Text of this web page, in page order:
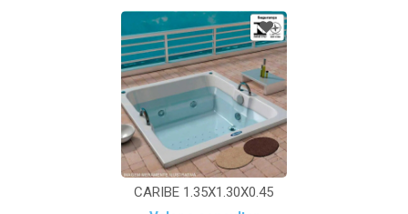
CARIBE 1.35X1.30X0.45